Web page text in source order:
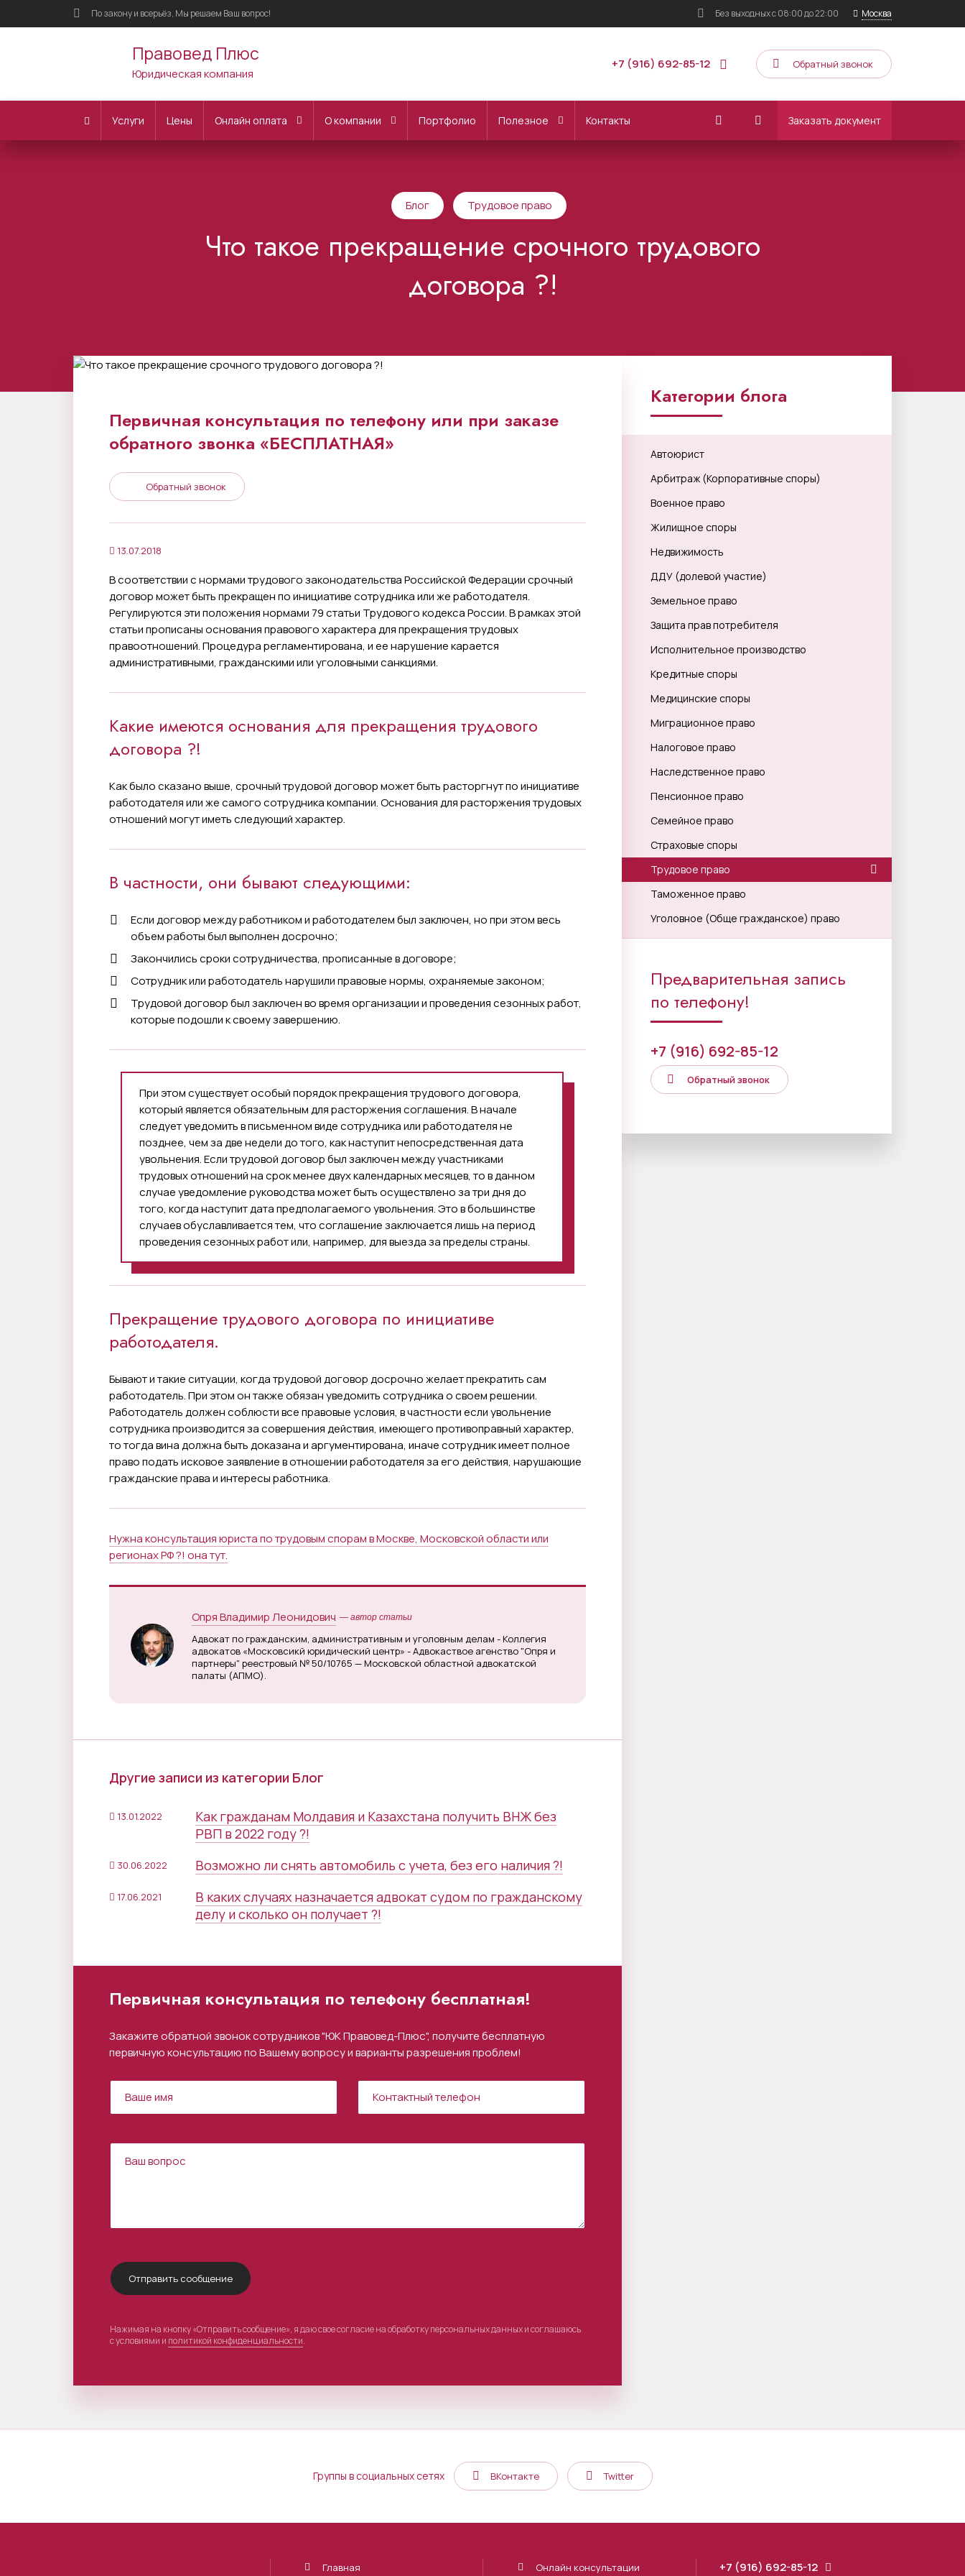
По закону и всерьёз, Мы решаем Ваш вопрос! Без выходныхс 08:00 до 22:00 Москва
Правовед Плюс
Юридическая компания
+7 (916) 692-85-12 Обратный звонок
Услуги Цены Онлайн оплата О компании Портфолио Полезное Контакты Заказать документ
Блог Трудовое право
Что такое прекращение срочного трудового
договора ?!
Первичная консультация по телефону или при заказе
обратного звонка «БЕСПЛАТНАЯ»
Обратный звонок
13.07.2018
В соответствии с нормами трудового законодательства Российской Федерации срочный
договор может быть прекращен по инициативе сотрудника или же работодателя.
Регулируются эти положения нормами 79 статьи Трудового кодекса России. В рамках этой
статьи прописаны основания правового характера для прекращения трудовых
правоотношений. Процедура регламентирована, и ее нарушение карается
административными, гражданскими или уголовными санкциями.
Какие имеются основания для прекращения трудового
договора ?!
Как было сказано выше, срочный трудовой договор может быть расторгнут по инициативе
работодателя или же самого сотрудника компании. Основания для расторжения трудовых
отношений могут иметь следующий характер.
В частности, они бывают следующими:
Если договор между работником и работодателем был заключен, но при этом весь
объем работы был выполнен досрочно;
Закончились сроки сотрудничества, прописанные в договоре;
Сотрудник или работодатель нарушили правовые нормы, охраняемые законом;
Трудовой договор был заключен во время организации и проведения сезонных работ,
которые подошли к своему завершению.
При этом существует особый порядок прекращения трудового договора,
который является обязательным для расторжения соглашения. В начале
следует уведомить в письменном виде сотрудника или работодателя не
позднее, чем за две недели до того, как наступит непосредственная дата
увольнения. Если трудовой договор был заключен между участниками
трудовых отношений на срок менее двух календарных месяцев, то в данном
случае уведомление руководства может быть осуществлено за три дня до
того, когда наступит дата предполагаемого увольнения. Это в большинстве
случаев обуславливается тем, что соглашение заключается лишь на период
проведения сезонных работ или, например, для выезда за пределы страны.
Прекращение трудового договора по инициативе
работодателя.
Бывают и такие ситуации, когда трудовой договор досрочно желает прекратить сам
работодатель. При этом он также обязан уведомить сотрудника о своем решении.
Работодатель должен соблюсти все правовые условия, в частности если увольнение
сотрудника производится за совершения действия, имеющего противоправный характер,
то тогда вина должна быть доказана и аргументирована, иначе сотрудник имеет полное
право подать исковое заявление в отношении работодателя за его действия, нарушающие
гражданские права и интересы работника.
Нужна консультация юриста по трудовым спорам в Москве, Московской области или
регионах РФ ?! она тут.
Опря Владимир Леонидович — автор статьи
Адвокат по гражданским, административным и уголовным делам - Коллегия
адвокатов «Московсикй юридический центр» - Адвокаствое агенство "Опря и
партнеры" реестровый № 50/10765 — Московской областной адвокатской
палаты (АПМО).
Другие записи из категории Блог
13.01.2022
Как гражданам Молдавия и Казахстана получить ВНЖ без
РВП в 2022 году ?!
30.06.2022 Возможно ли снять автомобиль с учета, без его наличия ?!
17.06.2021
В каких случаях назначается адвокат судом по гражданскому
делу и сколько он получает ?!
Первичная консультация по телефону бесплатная!
Закажите обратной звонок сотрудников "ЮК Правовед-Плюс", получите бесплатную
первичную консультацию по Вашему вопросу и варианты разрешения проблем!
Нажимая на кнопку «Отправить сообщение», я даю свое согласие на обработку персональных данных и соглашаюсь
с условиями и политикой конфиденциальности.
Категории блога
Автоюрист
Арбитраж (Корпоративные споры)
Военное право
Жилищное споры
Недвижимость
ДДУ (долевой участие)
Земельное право
Защита прав потребителя
Исполнительное производство
Кредитные споры
Медицинские споры
Миграционное право
Налоговое право
Наследственное право
Пенсионное право
Семейное право
Страховые споры
Трудовое право
Таможенное право
Уголовное (Обще гражданское) право
Предварительная запись
по телефону!
+7 (916) 692-85-12
Обратный звонок
Группы в социальных сетях ВКонтакте Twitter
Главная
Онлайн консультации
+7 (916) 692-85-12